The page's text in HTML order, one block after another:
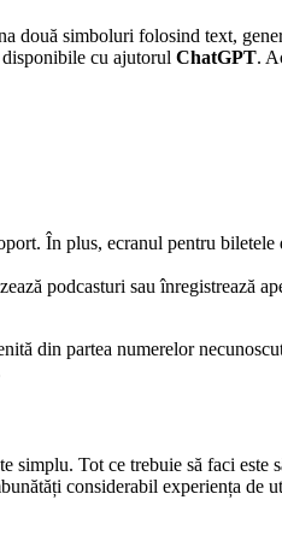
simboluri folosind text,
cu ajutorul ChatGPT.
În plus, ecranul pentru
podcasturi sau înregistrează
din partea numerelor
simplu. Tot ce trebuie să faci
considerabil experiența de